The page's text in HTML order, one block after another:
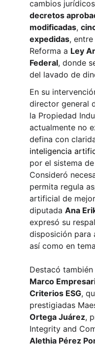
cambios
decretos
modificadas,
expedidas,
Reforma a Ley
Federal, donde
del lavado de
En su
director general
la Propiedad
actualmente no
defina con
inteligencia
por el sistema
Consideró
permita regula
artificial de
diputada Ana
expresó su
disposición para
así como en
Destacó
Marco
Criterios ESG,
prestigiadas
Ortega Juárez,
Integrity and
Alethia Pérez